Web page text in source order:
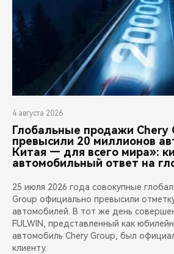
4 августа 2026
Глобальные продажи Chery
превысили 20 миллионов
Китая — для всего мира»:
автомобильный ответ на
25 июля 2026 года совокупные
Group официально превысили
автомобилей. В тот же день
FULWIN, представленный как
автомобиль Chery Group, был
клиенту.